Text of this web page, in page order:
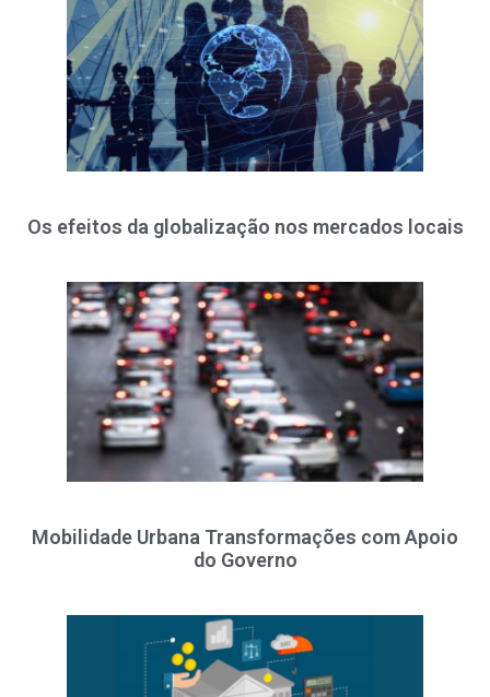
Os efeitos da globalização nos mercados locais
Mobilidade Urbana Transformações com Apoio
do Governo